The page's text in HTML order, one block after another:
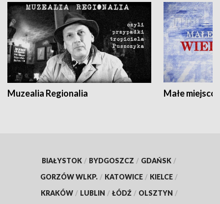
Muzealia Regionalia Małe
BIAŁYSTOK / BYDGOSZCZ / GDAŃSK /
GORZÓW WLKP. / KATOWICE / KIELCE /
KRAKÓW / LUBLIN / ŁÓDŹ / OLSZTYN /